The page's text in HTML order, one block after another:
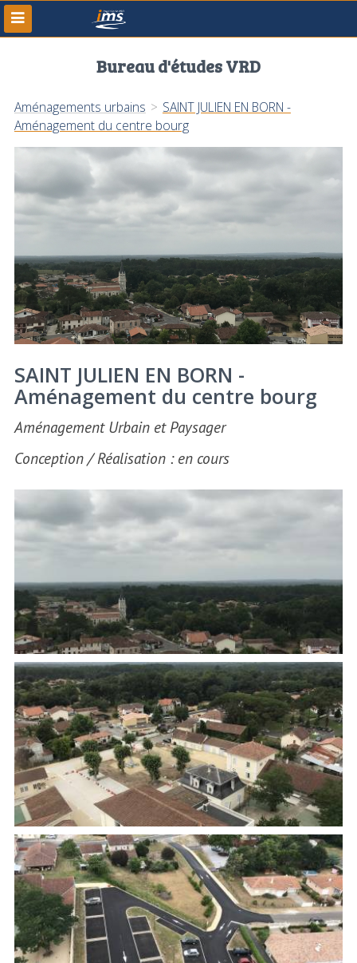
Bureau d'études VRD
Aménagements urbains > SAINT JULIEN EN BORN -
Aménagement du centre bourg
SAINT JULIEN EN BORN -
Aménagement du centre bourg
Aménagement Urbain et Paysager
Conception / Réalisation : en cours